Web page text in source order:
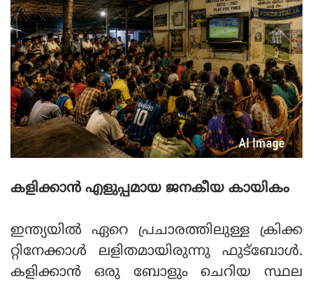
കളിക്കാന്‍ എളുപ്പമായ ജനകീയ കായികം
ഇന്ത്യയില്‍ ഏറെ പ്രചാരത്തിലുള്ള ക്രിക്ക
റ്റിനേക്കാള്‍ ലളിതമായിരുന്നു ഫുട്‌ബോള്‍.
കളിക്കാന്‍ ഒരു ബോളും ചെറിയ സ്ഥല